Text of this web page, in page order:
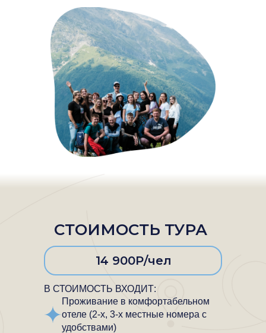
14 900Р/чел
СТОИМОСТЬ ТУРА
В СТОИМОСТЬ ВХОДИТ:
Проживание в комфортабельном
отеле (2-х, 3-х местные номера с
удобствами)